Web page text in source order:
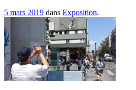
5 mars 2019 dans Exposition.